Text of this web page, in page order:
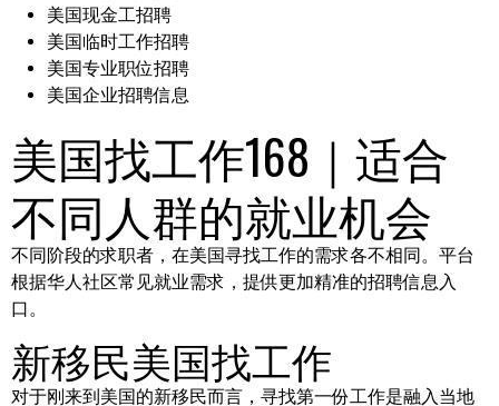
美国现金工招聘
美国临时工作招聘
美国专业职位招聘
美国企业招聘信息
美国找工作168｜适合
不同人群的就业机会
不同阶段的求职者，在美国寻找工作的需求各不相同。平台
根据华人社区常见就业需求，提供更加精准的招聘信息入
口。
新移民美国找工作
对于刚来到美国的新移民而言，寻找第一份工作是融入当地